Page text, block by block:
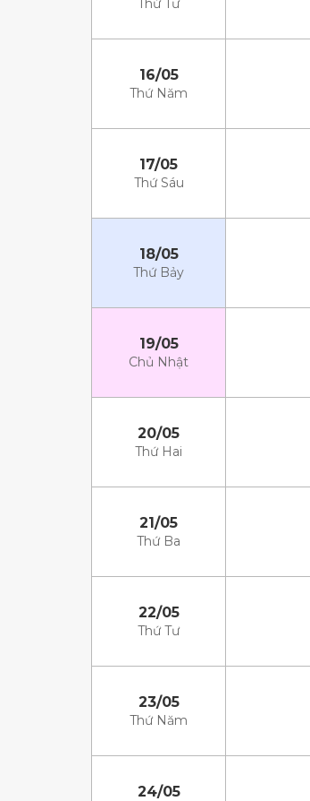
Thứ Tư
16/05
Thứ Năm
17/05
Thứ Sáu
18/05
Thứ Bảy
19/05
Chủ Nhật
20/05
Thứ Hai
21/05
Thứ Ba
22/05
Thứ Tư
23/05
Thứ Năm
24/05